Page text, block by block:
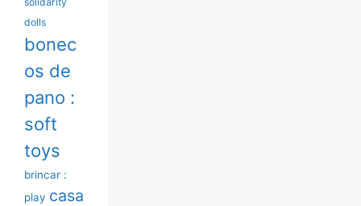
dolls
bonec
os de
pano :
soft
toys
brincar :
play casa